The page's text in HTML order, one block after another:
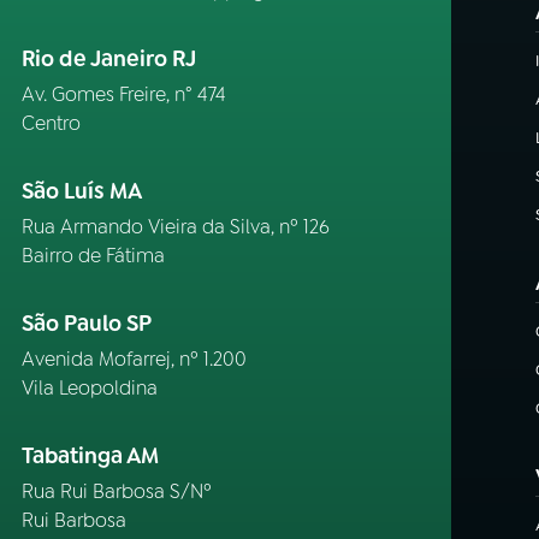
Rio de Janeiro RJ
Av. Gomes Freire, n° 474
Centro
São Luís MA
Rua Armando Vieira da Silva, nº 126
Bairro de Fátima
São Paulo SP
Avenida Mofarrej, nº 1.200
Vila Leopoldina
Tabatinga AM
Rua Rui Barbosa S/Nº
Rui Barbosa